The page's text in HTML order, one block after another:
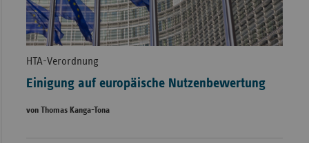
HTA-Verordnung
Einigung auf europäische Nutzenbewertung
von Thomas Kanga-Tona